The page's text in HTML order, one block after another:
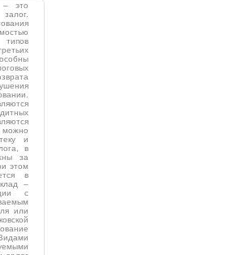
– это
и
в
за
этом
в
–
с
или